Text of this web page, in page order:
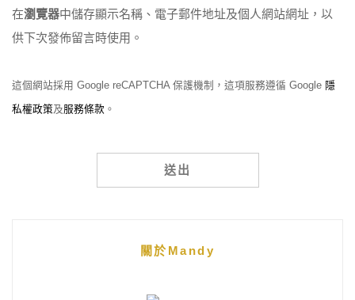
在瀏覽器中儲存顯示名稱、電子郵件地址及個人網站網址，以
供下次發佈留言時使用。
這個網站採用 Google reCAPTCHA 保護機制，這項服務遵循 Google 隱
私權政策及服務條款 。
關於Mandy